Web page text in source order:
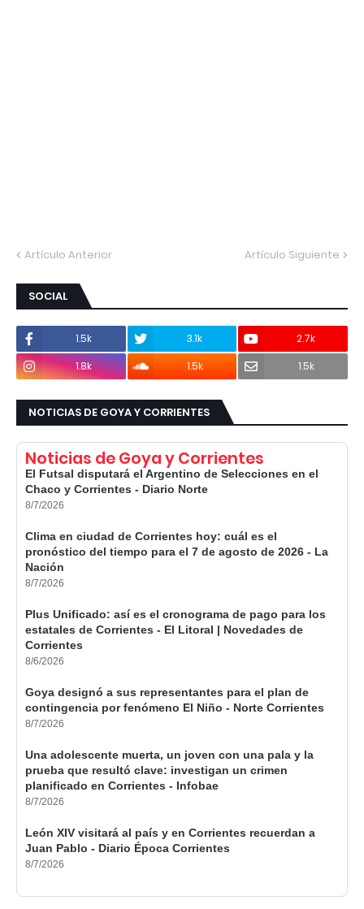
Artículo Anterior Artículo Siguiente
SOCIAL
1.5k 3.1k
2.7k
1.8k
1.5k 1.5k
NOTICIAS DE GOYA Y CORRIENTES
Noticias de Goya y Corrientes
El Futsal disputará el Argentino de Selecciones en el
Chaco y Corrientes - Diario Norte
8/7/2026
Clima en ciudad de Corrientes hoy: cuál es el
pronóstico del tiempo para el 7 de agosto de 2026 - La
Nación
8/7/2026
Plus Unificado: así es el cronograma de pago para los
estatales de Corrientes - El Litoral | Novedades de
Corrientes
8/6/2026
Goya designó a sus representantes para el plan de
contingencia por fenómeno El Niño - Norte Corrientes
8/7/2026
Una adolescente muerta, un joven con una pala y la
prueba que resultó clave: investigan un crimen
planificado en Corrientes - Infobae
8/7/2026
León XIV visitará al país y en Corrientes recuerdan a
Juan Pablo - Diario Época Corrientes
8/7/2026